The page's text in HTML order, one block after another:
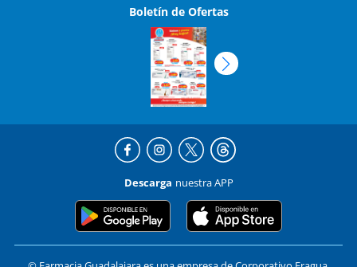
Boletín de Ofertas
Descarga nuestra APP